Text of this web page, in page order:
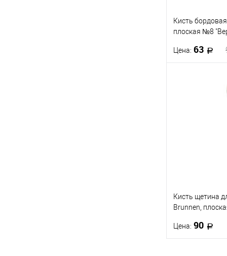
Кисть
плоская №8
Цена: 63
Купить в 1
Кисть щетина
Brunnen,
Цена: 90